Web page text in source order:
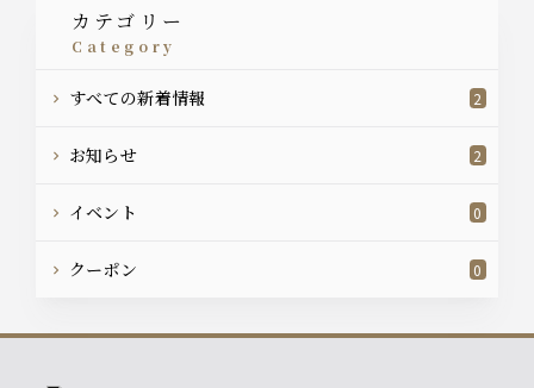
カテゴリー
category
すべての新着情報 2
お知らせ 2
イベント 0
クーポン 0